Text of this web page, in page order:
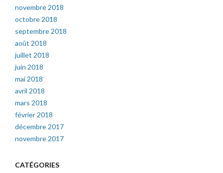
novembre 2018
octobre 2018
septembre 2018
août 2018
juillet 2018
juin 2018
mai 2018
avril 2018
mars 2018
février 2018
décembre 2017
novembre 2017
CATÉGORIES